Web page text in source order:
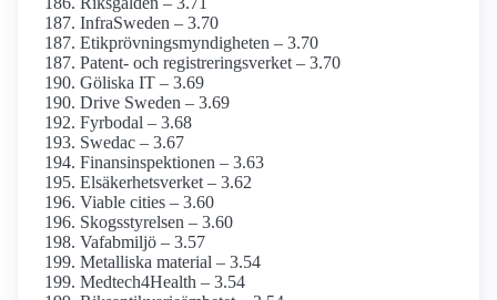
InfraSweden – 3.70
Etikprövnings­myndigheten – 3.70
Patent- och registrerings­verket – 3.70
Göliska IT – 3.69
Drive Sweden – 3.69
Fyrbodal – 3.68
Swedac – 3.67
Finans­inspektionen – 3.63
Elsäkerhets­verket – 3.62
Viable cities – 3.60
Skogsstyrelsen – 3.60
Vafabmiljö – 3.57
Metalliska material – 3.54
Medtech4­Health – 3.54